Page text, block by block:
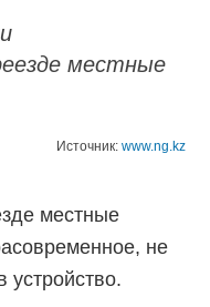
местные
Источник: www.ng.kz
местные
не